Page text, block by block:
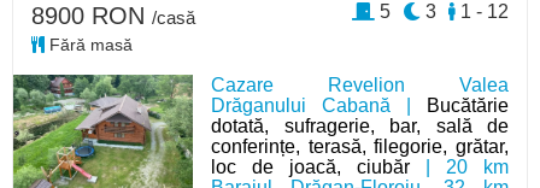
Cazare Revelion Valea
Drăganului Cabană |
Bucătărie
dotată, sufragerie, bar, sală de
conferințe, terasă, filegorie, grătar,
loc de joacă, ciubăr | 20 km
8900 RON /casă
Fără masă
1 - 12
3
5